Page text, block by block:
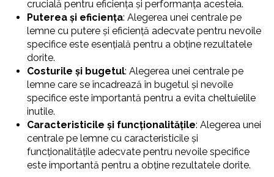
crucială pentru eficiența și performanța acesteia.
Puterea și eficiența: Alegerea unei centrale pe
lemne cu putere și eficiență adecvate pentru nevoile
specifice este esențială pentru a obține rezultatele
dorite.
Costurile și bugetul: Alegerea unei centrale pe
lemne care se încadrează în bugetul și nevoile
specifice este importantă pentru a evita cheltuielile
inutile.
Caracteristicile și funcționalitățile: Alegerea unei
centrale pe lemne cu caracteristicile și
funcționalitățile adecvate pentru nevoile specifice
este importantă pentru a obține rezultatele dorite.